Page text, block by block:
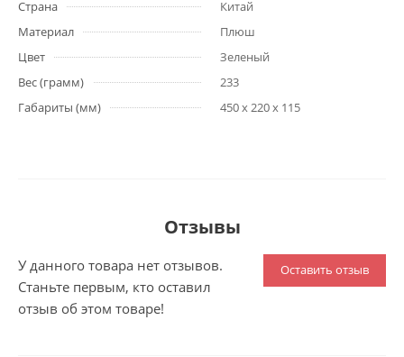
Страна
Китай
Материал
Плюш
Цвет
Зеленый
Вес (грамм)
233
Габариты (мм)
450 x 220 x 115
Отзывы
Оставить отзыв
У данного товара нет отзывов.
Станьте первым, кто оставил
отзыв об этом товаре!